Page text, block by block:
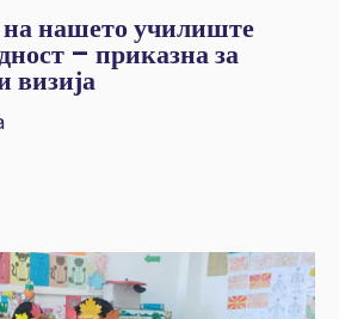
нашето училиште
– приказна за
визија